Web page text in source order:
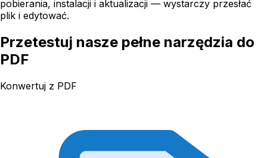
pobierania, instalacji i aktualizacji — wystarczy przesłać
plik i edytować.
Przetestuj nasze pełne narzędzia do
PDF
Konwertuj z PDF